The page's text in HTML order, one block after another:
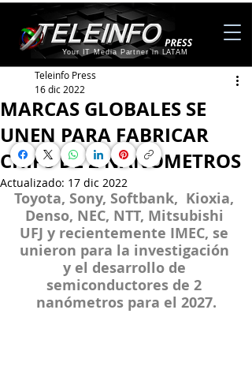
Your IT Media Partner in LATAM
MARCAS GLOBALES SE
UNEN PARA FABRICAR
CHIPS DE 2 NANÓMETROS
Teleinfo Press
16 dic 2022
Actualizado: 17 dic 2022
Toyota, Sony, Softbank,  Kioxia,
Denso, NEC, NTT, Mitsubishi
UFJ y recientemente IMEC, se
unieron para la investigación
y el desarrollo de
semiconductores de 2
nanómetros para el 2027.